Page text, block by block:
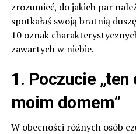
zrozumieć, do jakich par
spotkałaś swoją bratnią
10 oznak
zawartych w niebie.
1. Poczucie
moim domem”
W obecności różnych osób